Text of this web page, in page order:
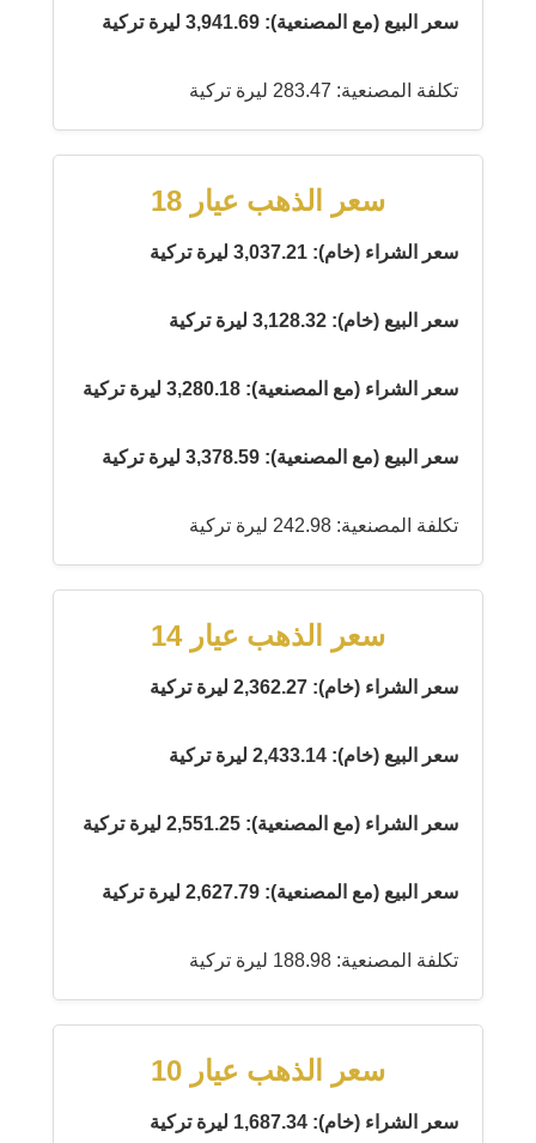
سعر البيع (مع المصنعية): 3,941.69 ليرة تركية
تكلفة المصنعية: 283.47 ليرة تركية
سعر الذهب عيار 18
سعر الشراء (خام): 3,037.21 ليرة تركية
سعر البيع (خام): 3,128.32 ليرة تركية
سعر الشراء (مع المصنعية): 3,280.18 ليرة تركية
سعر البيع (مع المصنعية): 3,378.59 ليرة تركية
تكلفة المصنعية: 242.98 ليرة تركية
سعر الذهب عيار 14
سعر الشراء (خام): 2,362.27 ليرة تركية
سعر البيع (خام): 2,433.14 ليرة تركية
سعر الشراء (مع المصنعية): 2,551.25 ليرة تركية
سعر البيع (مع المصنعية): 2,627.79 ليرة تركية
تكلفة المصنعية: 188.98 ليرة تركية
سعر الذهب عيار 10
سعر الشراء (خام): 1,687.34 ليرة تركية